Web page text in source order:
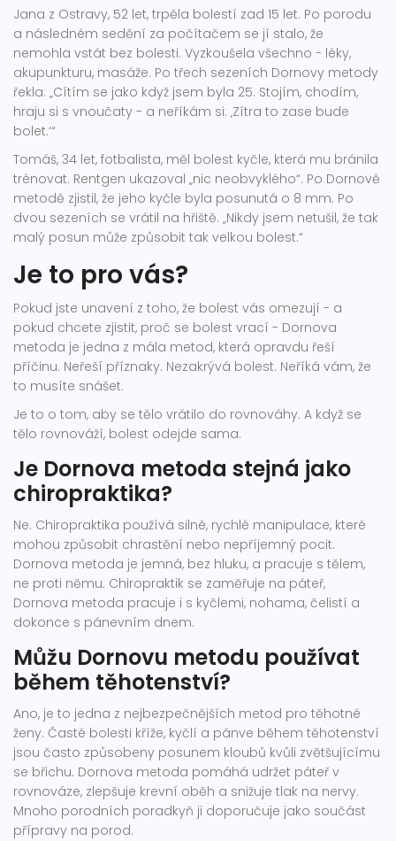
Jana z Ostravy, 52 let, trpěla bolestí zad 15 let. Po porodu
a následném sedění za počítačem se jí stalo, že
nemohla vstát bez bolesti. Vyzkoušela všechno - léky,
akupunkturu, masáže. Po třech sezeních Dornovy metody
řekla: „Cítím se jako když jsem byla 25. Stojím, chodím,
hraju si s vnoučaty - a neříkám si: ‚Zítra to zase bude
bolet.‘“
Tomáš, 34 let, fotbalista, měl bolest kyčle, která mu bránila
trénovat. Rentgen ukazoval „nic neobvyklého“. Po Dornově
metodě zjistil, že jeho kyčle byla posunutá o 8 mm. Po
dvou sezeních se vrátil na hřiště. „Nikdy jsem netušil, že tak
malý posun může způsobit tak velkou bolest.“
Je to pro vás?
Pokud jste unavení z toho, že bolest vás omezují - a
pokud chcete zjistit, proč se bolest vrací - Dornova
metoda je jedna z mála metod, která opravdu řeší
příčinu. Neřeší příznaky. Nezakrývá bolest. Neříká vám, že
to musíte snášet.
Je to o tom, aby se tělo vrátilo do rovnováhy. A když se
tělo rovnováží, bolest odejde sama.
Je Dornova metoda stejná jako
chiropraktika?
Ne. Chiropraktika používá silné, rychlé manipulace, které
mohou způsobit chrastění nebo nepříjemný pocit.
Dornova metoda je jemná, bez hluku, a pracuje s tělem,
ne proti němu. Chiropraktik se zaměřuje na páteř,
Dornova metoda pracuje i s kyčlemi, nohama, čelistí a
dokonce s pánevním dnem.
Můžu Dornovu metodu používat
během těhotenství?
Ano, je to jedna z nejbezpečnějších metod pro těhotné
ženy. Časté bolesti kříže, kyčlí a pánve během těhotenství
jsou často způsobeny posunem kloubů kvůli zvětšujícímu
se břichu. Dornova metoda pomáhá udržet páteř v
rovnováze, zlepšuje krevní oběh a snižuje tlak na nervy.
Mnoho porodních poradkyň ji doporučuje jako součást
přípravy na porod.